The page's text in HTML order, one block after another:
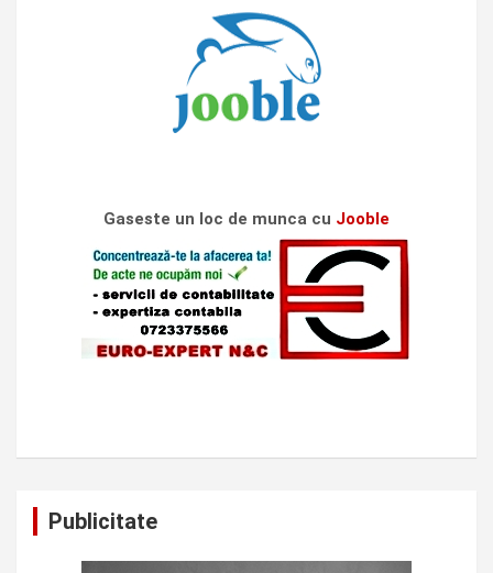
Gaseste un loc de munca cu Jooble
Publicitate